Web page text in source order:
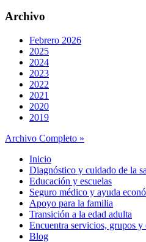
Archivo
Febrero 2026
2025
2024
2023
2022
2021
2020
2019
Archivo Completo »
Inicio
Diagnóstico y cuidado de la
Educación y escuelas
Seguro médico y ayuda
Apoyo para la familia
Transición a la edad adulta
Encuentra servicios, grupos y
Blog